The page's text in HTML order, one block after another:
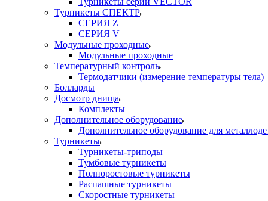
Турникеты СПЕКТР
СЕРИЯ Z
СЕРИЯ V
Модульные проходные
Модульные проходные
Температурный контроль
Термодатчики (измерение температуры тела)
Болларды
Досмотр днища
Комплекты
Дополнительное оборудование
Дополнительное оборудование для
Турникеты
Турникеты-триподы
Тумбовые турникеты
Полноростовые турникеты
Распашные турникеты
Скоростные турникеты